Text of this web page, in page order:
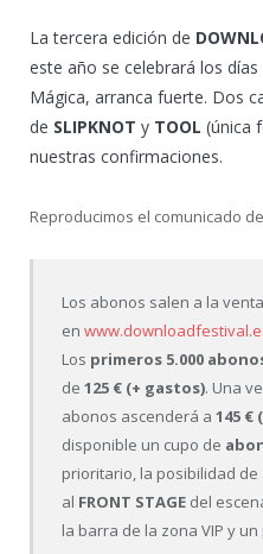
La tercera edición de
este año se celebrará los
Mágica, arranca fuerte. Dos
de SLIPKNOT y TOOL (única
nuestras confirmaciones.
Reproducimos el comunicado
Los abonos salen a la
en
Los primeros 5.000
de 125 € (+ gastos). Una
abonos ascenderá a145 €
disponible un cupo de
prioritario, la posibilidad de
al FRONT STAGE del
la barra de la zona VIP y